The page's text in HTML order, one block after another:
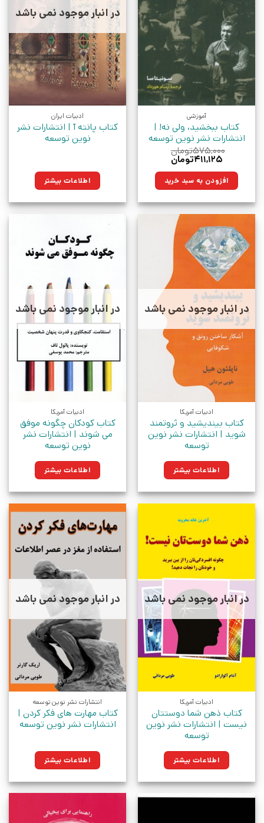
آموزشی
کتاب ببخشید، ولی نه! |
انتشارات نشر نوین توسعه
۵۷۵,۰۰۰تومان
قیمت
۵۷۵,۰۰۰تومان
بود.
۴۱۱,۱۲۵تومان
۴۱۱,۱۲۵تومان.افزودن به سبد خرید
در انبار موجود نمی باشد
ادبیات ایران
کتاب پانته آ | انتشارات نشر
نوین توسعه
اطلاعات بیشتر
در انبار موجود نمی باشد
ادبیات آمریکا
کتاب بیندیشید و ثروتمند
شوید | انتشارات نشر نوین
توسعه
اطلاعات بیشتر
در انبار موجود نمی باشد
ادبیات آمریکا
کتاب کودکان چگونه موفق
می شوند | انتشارات نشر
نوین توسعه
اطلاعات بیشتر
در انبار موجود نمی باشد
ادبیات آمریکا
کتاب ذهن شما دوستتان
نیست | انتشارات نشر نوین
توسعه
اطلاعات بیشتر
در انبار موجود نمی باشد
انتشارات نشر نوین توسعه
کتاب مهارت های فکر کردن |
انتشارات نشر نوین توسعه
اطلاعات بیشتر